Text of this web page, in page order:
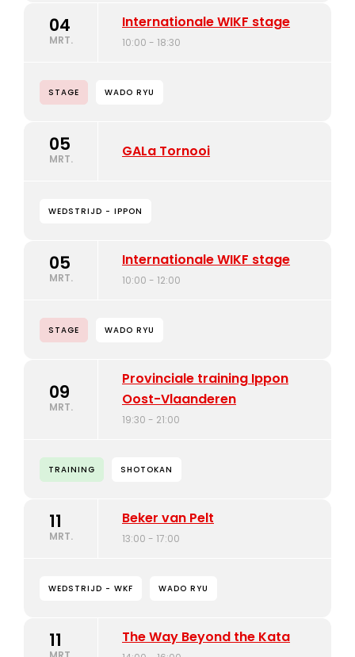
04
MRT.
Internationale WIKF stage
10:00 - 18:30
STAGE WADO RYU
05
MRT. GALa Tornooi
WEDSTRIJD - IPPON
05
MRT.
Internationale WIKF stage
10:00 - 12:00
STAGE WADO RYU
09
MRT.
Provinciale training Ippon
Oost-Vlaanderen
19:30 - 21:00
TRAINING SHOTOKAN
11
MRT.
Beker van Pelt
13:00 - 17:00
WEDSTRIJD - WKF WADO RYU
11 The Way Beyond the Kata